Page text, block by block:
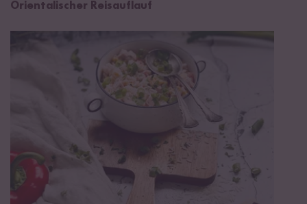
Orientalischer Reisauflauf